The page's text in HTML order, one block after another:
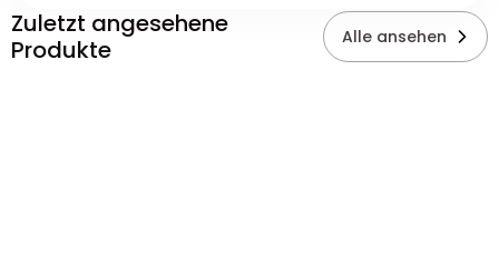
Zuletzt angesehene
Produkte
Alle ansehen